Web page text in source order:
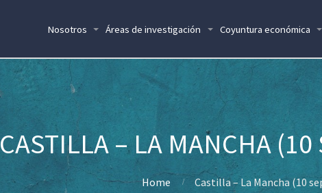
Nosotros Áreas de investigación Coyuntura económica
CASTILLA – LA MANCHA
Home Castilla – La Mancha (10